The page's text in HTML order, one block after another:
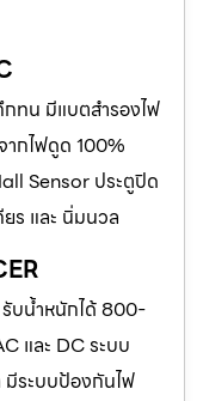
กทน มีแบตสำรองไฟ
ากไฟดูด 100%
Sensor ประตูปิด
ร และ นิ่มนวล
รับน้ำหนักได้ 800-
และ DC ระบบ
ระบบป้องกันไฟ